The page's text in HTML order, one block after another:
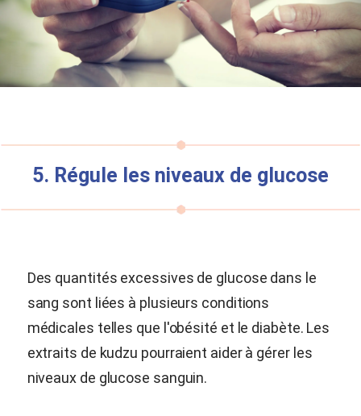
5. Régule les niveaux de glucose
Des quantités excessives de glucose dans le
sang sont liées à plusieurs conditions
médicales telles que l'obésité et le diabète. Les
extraits de kudzu pourraient aider à gérer les
niveaux de glucose sanguin.